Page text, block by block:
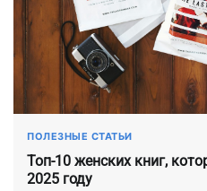
ПОЛЕЗНЫЕ СТАТЬИ
Топ-10 женских книг,
2025 году